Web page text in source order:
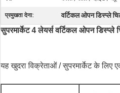
प्रमुखता देना: वर्टिकल ओपन डिस्प्ले
सुपरमार्केट 4 लेयर्स वर्टिकल ओपन डिस्प्ले
यह खुदरा विक्रेताओं / सुपरमार्केट के लिए